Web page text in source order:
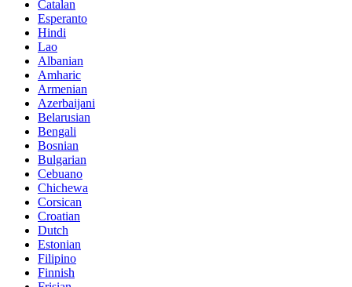
Catalan
Esperanto
Hindi
Lao
Albanian
Amharic
Armenian
Azerbaijani
Belarusian
Bengali
Bosnian
Bulgarian
Cebuano
Chichewa
Corsican
Croatian
Dutch
Estonian
Filipino
Finnish